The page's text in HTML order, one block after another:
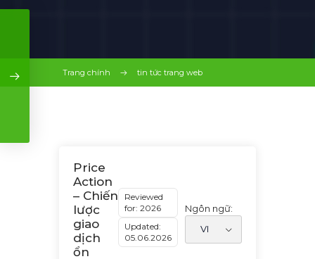
Trang chính tin tức trang web
Price
Action
– Chiến
lược
giao
dịch
ổn
Reviewed
for: 2026
Updated:
05.06.2026
Ngôn ngữ: